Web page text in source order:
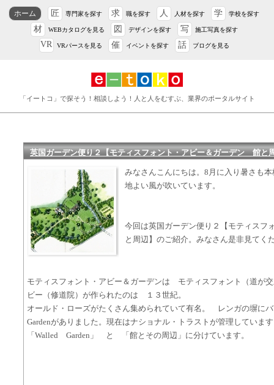
ホーム 匠 専門家を探す 求 職を探す 人 人材を探す 学 学校を探す
材 WEBカタログを見る 図 デザインを探す 写 施工写真を探す
VR VRパースを見る 催 イベントを探す 話 ブログを見る
「イートコ」で探そう！相談しよう！人と人をむすぶ、業界のポータルサイト
英国ガーデン便り２【モティスフォント・アビー＆ガーデン 館と
みなさんこんにちは。8月に入り暑さも
地よい風が吹いています。
今回は英国ガーデン便り２【モティス
と周辺】のご紹介。みなさん是非見てく
モティスフォント・アビー＆ガーデンは モティスフォント（道
ビー（修道院）が作られたのは １３世紀。
オールド・ローズがたくさん集められていて有名。 レンガの塀に
Gardenがありました。現在はナショナル・トラストが管理していま
「Walled Garden」 と 「館とその周辺」に分けています。